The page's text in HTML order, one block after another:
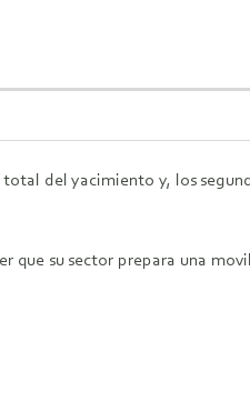
del yacimiento y, los
que su sector prepara una